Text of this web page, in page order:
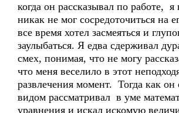
когда он рассказывал по работе, я
никак не мог сосредоточиться на
все время хотел засмеяться и
заулыбаться. Я едва сдерживал
смех, понимая, что не могу
что меня веселило в этот
развлечения момент. Тогда как
видом рассматривал в уме
уравнения и искал искомую